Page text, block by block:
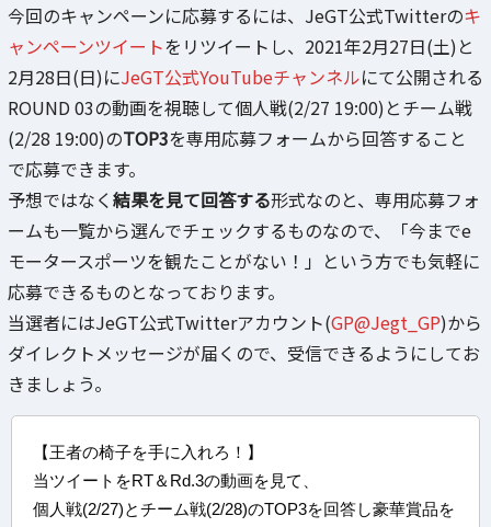
今回のキャンペーンに応募するには、JeGT公式Twitterのキ
ャンペーンツイートをリツイートし、2021年2月27日(土)と
2月28日(日)にJeGT公式YouTubeチャンネルにて公開される
ROUND 03の動画を視聴して個人戦(2/27 19:00)とチーム戦
(2/28 19:00)のTOP3を専用応募フォームから回答すること
で応募できます。
予想ではなく結果を見て回答する形式なのと、専用応募フォ
ームも一覧から選んでチェックするものなので、「今までe
モータースポーツを観たことがない！」という方でも気軽に
応募できるものとなっております。
当選者にはJeGT公式Twitterアカウント(GP@Jegt_GP)から
ダイレクトメッセージが届くので、受信できるようにしてお
きましょう。
【王者の椅子を手に入れろ！】
当ツイートをRT＆Rd.3の動画を見て、
個人戦(2/27)とチーム戦(2/28)のTOP3を回答し豪華賞品を